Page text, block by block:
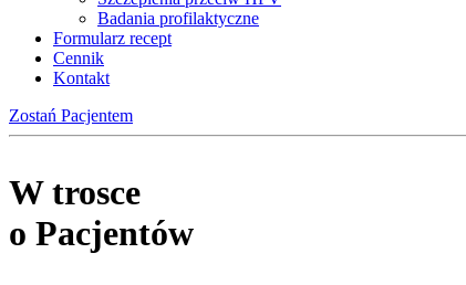
Badania profilaktyczne
Formularz recept
Cennik
Kontakt
Zostań Pacjentem
W trosce
o Pacjentów